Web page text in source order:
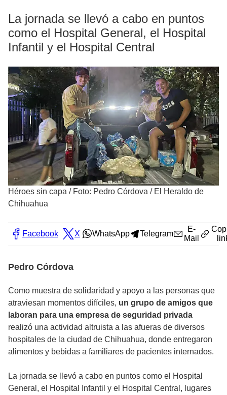
La jornada se llevó a cabo en puntos
como el Hospital General, el Hospital
Infantil y el Hospital Central
Héroes sin capa / Foto: Pedro Córdova / El Heraldo de
Chihuahua
Facebook X WhatsApp Telegram
E-
Mail
Pedro Córdova
Como muestra de solidaridad y apoyo a las personas que
atraviesan momentos difíciles, un grupo de amigos que
laboran para una empresa de seguridad privada
realizó una actividad altruista a las afueras de diversos
hospitales de la ciudad de Chihuahua, donde entregaron
alimentos y bebidas a familiares de pacientes internados.
La jornada se llevó a cabo en puntos como el Hospital
General, el Hospital Infantil y el Hospital Central, lugares